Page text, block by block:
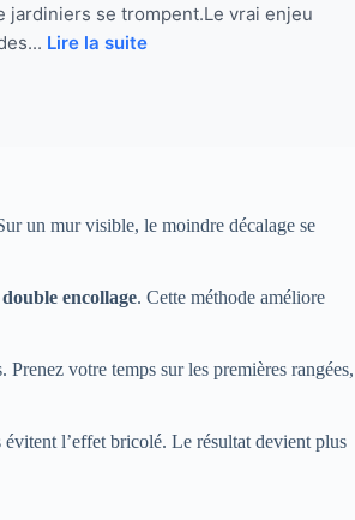
jardiniers se trompent.Le vrai enjeu
Lire la suite
un mur visible, le moindre décalage se
double encollage. Cette méthode améliore
votre temps sur les premières rangées,
l’effet bricolé. Le résultat devient plus